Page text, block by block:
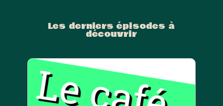
Les derniers épisodes à
découvrir